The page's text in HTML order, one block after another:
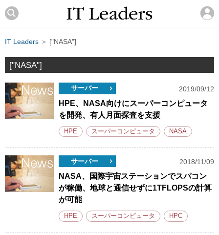
IT Leaders ＞ ["NASA"]
["NASA"]
サーバー 2019/09/12
HPE、NASA向けにスーパーコンピュータ
を開発、有人月面探査を支援
HPE スーパーコンピュータ NASA
サーバー 2018/11/09
NASA、国際宇宙ステーションでスパコン
が稼働、地球と通信せずに1TFLOPSの計算
が可能
HPE スーパーコンピュータ HPC